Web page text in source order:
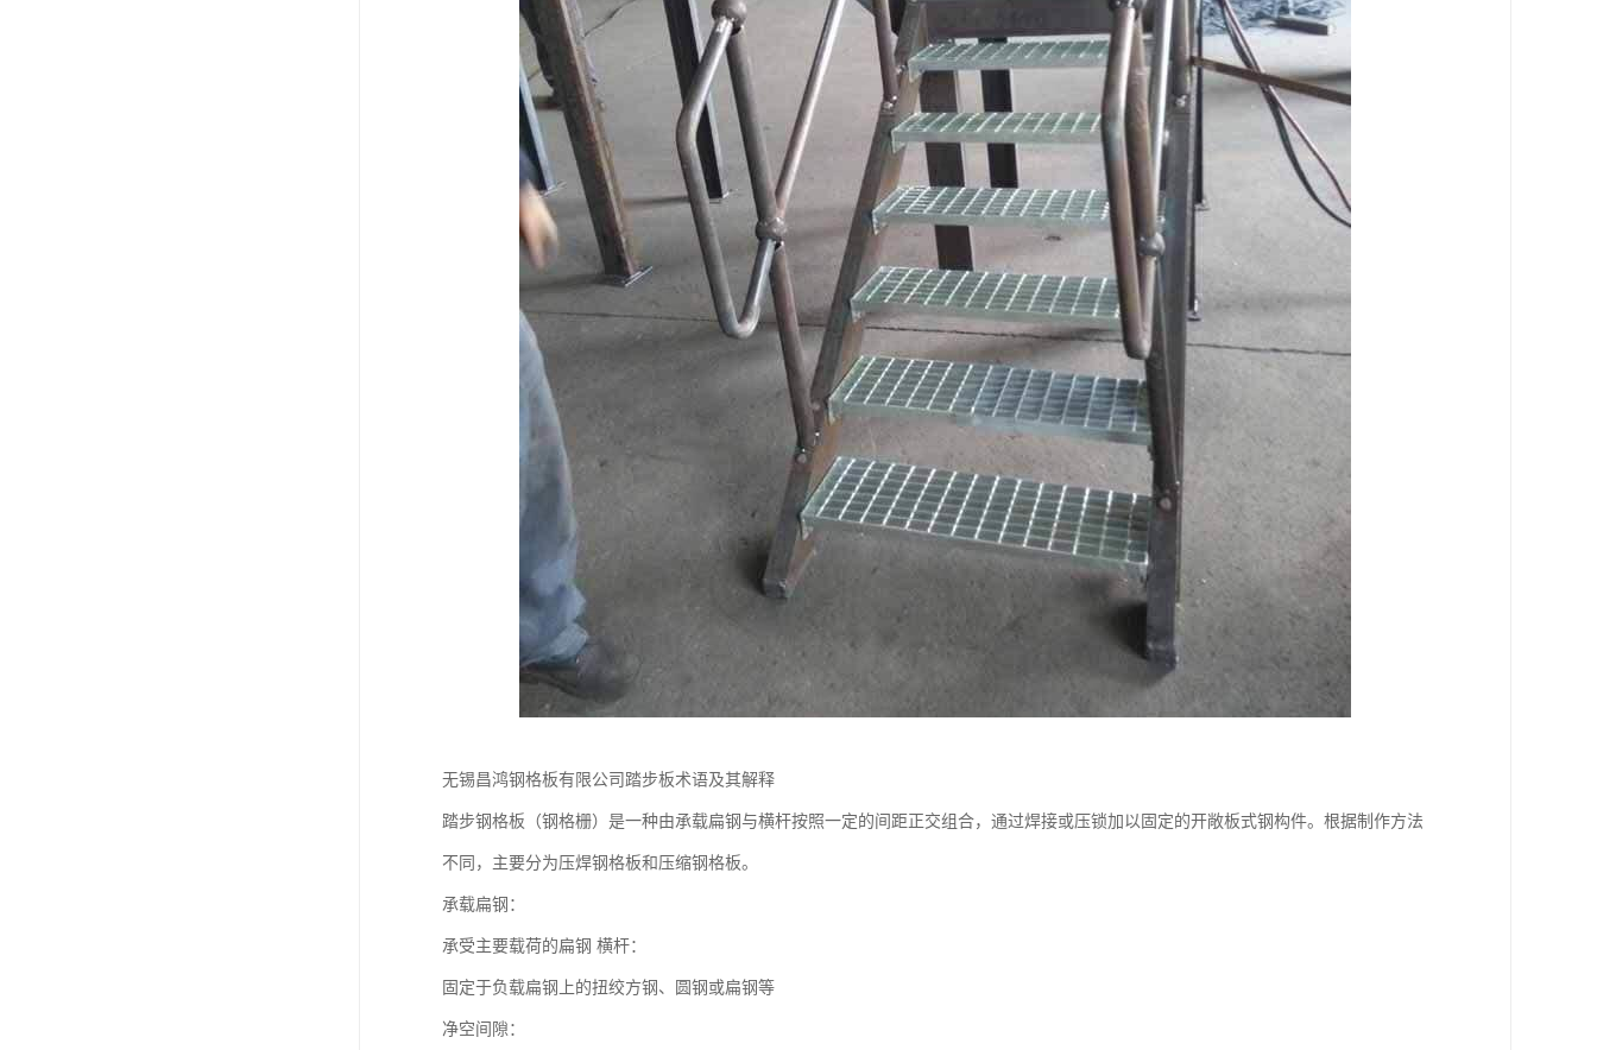
无锡昌鸿钢格板有限公司踏步板术语及其解释
踏步钢格板（钢格栅）是一种由承载扁钢与横杆按照一定的间距正交组合，通过焊接或压锁加以固定的开敞板式钢构件。根据制作方法
不同，主要分为压焊钢格板和压缩钢格板。
承载扁钢：
承受主要载荷的扁钢 横杆：
固定于负载扁钢上的扭绞方钢、圆钢或扁钢等
净空间隙：